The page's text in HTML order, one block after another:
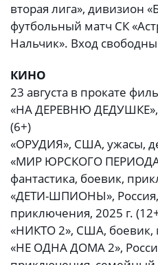
вторая лига», дивизион
футбольный матч СК
Нальчик». Вход
КИНО
23 августа в прокате
«НА ДЕРЕВНЮ ДЕДУШКЕ»,
(6+)
«ОРУДИЯ», США, ужасы,
«МИР ЮРСКОГО
фантастика, боевик,
«ДЕТИ-ШПИОНЫ»,
приключения, 2025 г.
«НИКТО 2», США, боевик,
«НЕ ОДНА ДОМА 2»,